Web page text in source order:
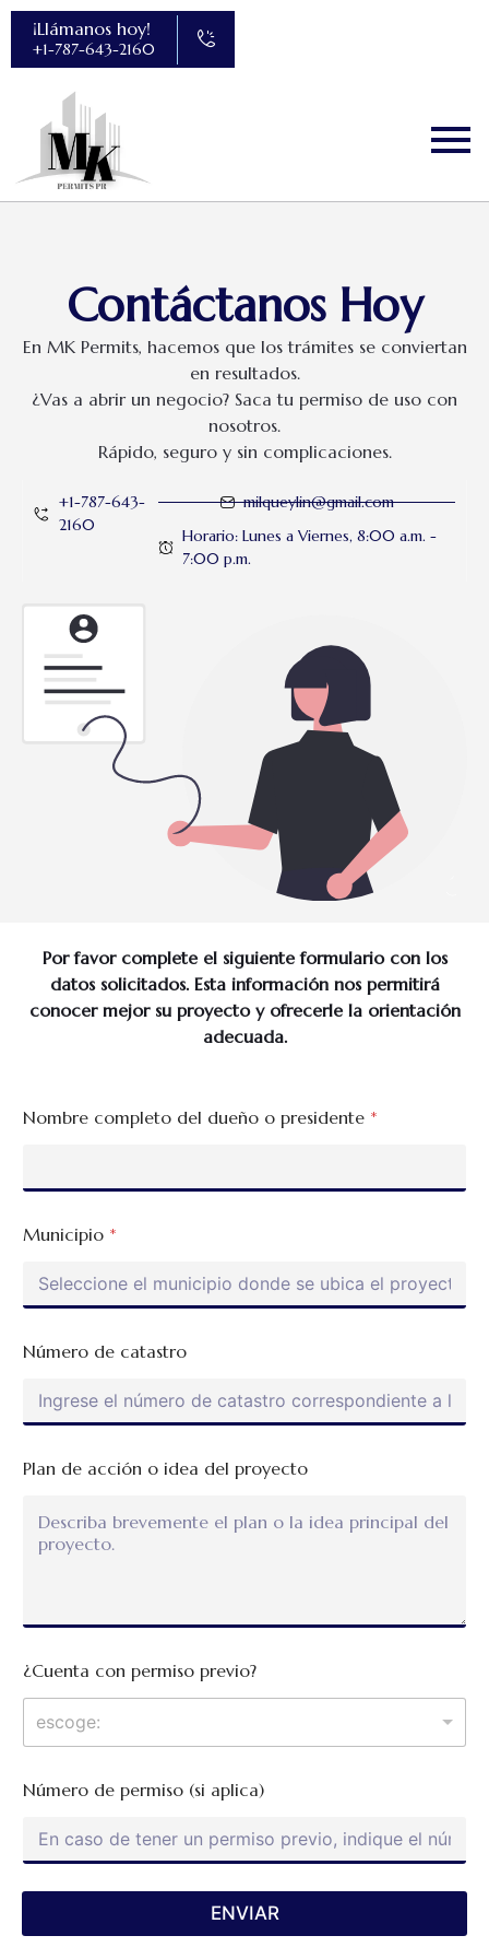
¡Llámanos hoy!
+1-787-643-2160
Contáctanos Hoy
En MK Permits, hacemos que los trámites se conviertan
en resultados.
¿Vas a abrir un negocio? Saca tu permiso de uso con
nosotros.
Rápido, seguro y sin complicaciones.
+1-787-643-
2160
milqueylin@gmail.com
Horario: Lunes a Viernes, 8:00 a.m. -
7:00 p.m.
Por favor complete el siguiente formulario con los
datos solicitados. Esta información nos permitirá
conocer mejor su proyecto y ofrecerle la orientación
adecuada.
Nombre completo del dueño o presidente *
Municipio *
Número de catastro
e
m
i
s
(
i
Plan de acción o idea del proyecto
¿Cuenta con permiso previo?
escoge:
Número de permiso (si aplica)
ENVIAR